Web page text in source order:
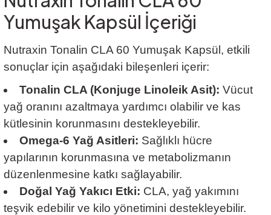
Yumuşak Kapsül İçeriği
Nutraxin Tonalin CLA 60 Yumuşak Kapsül, etkili
sonuçlar için aşağıdaki bileşenleri içerir:
Tonalin CLA (Konjuge Linoleik Asit): Vücut
yağ oranını azaltmaya yardımcı olabilir ve kas
kütlesinin korunmasını destekleyebilir.
Omega-6 Yağ Asitleri: Sağlıklı hücre
yapılarının korunmasına ve metabolizmanın
düzenlenmesine katkı sağlayabilir.
Doğal Yağ Yakıcı Etki: CLA, yağ yakımını
teşvik edebilir ve kilo yönetimini destekleyebilir.